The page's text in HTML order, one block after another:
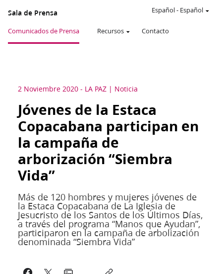
Sala de Prensa
Comunicados de Prensa Recursos Contacto
Español- Español
2 Noviembre 2020 - LA PAZ Noticia
Jóvenes de la Estaca
Copacabana participan en
la campaña de
arborización “Siembra
Vida”
Más de 120 hombres y mujeres jóvenes de
la Estaca Copacabana de La Iglesia de
Jesucristo de los Santos de los Últimos Días,
a través del programa “Manos que Ayudan”,
participaron en la campaña de arbolización
denominada “Siembra Vida”